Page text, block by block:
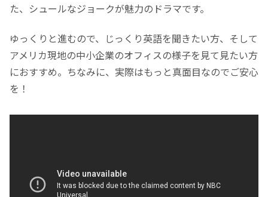
た、シュールなジョークが魅力のドラマです。
ゆっくりと進むので、じっくり英語を聞きたい方、そして
アメリカ現地の中小企業のオフィスの様子を見て見たい方
におすすめ。ちなみに、実際はもっと真面目なのでご安心
を！